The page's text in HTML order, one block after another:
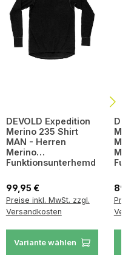
DEVOLD Expedition
Merino 235 Shirt
MAN - Herren
Merino
Funktionsunterhemd
atmungsaktiv &
geruchshemmend
Regulärer Preis:
99,95 €
Preise inkl. MwSt. zzgl.
Versandkosten
Variante wählen